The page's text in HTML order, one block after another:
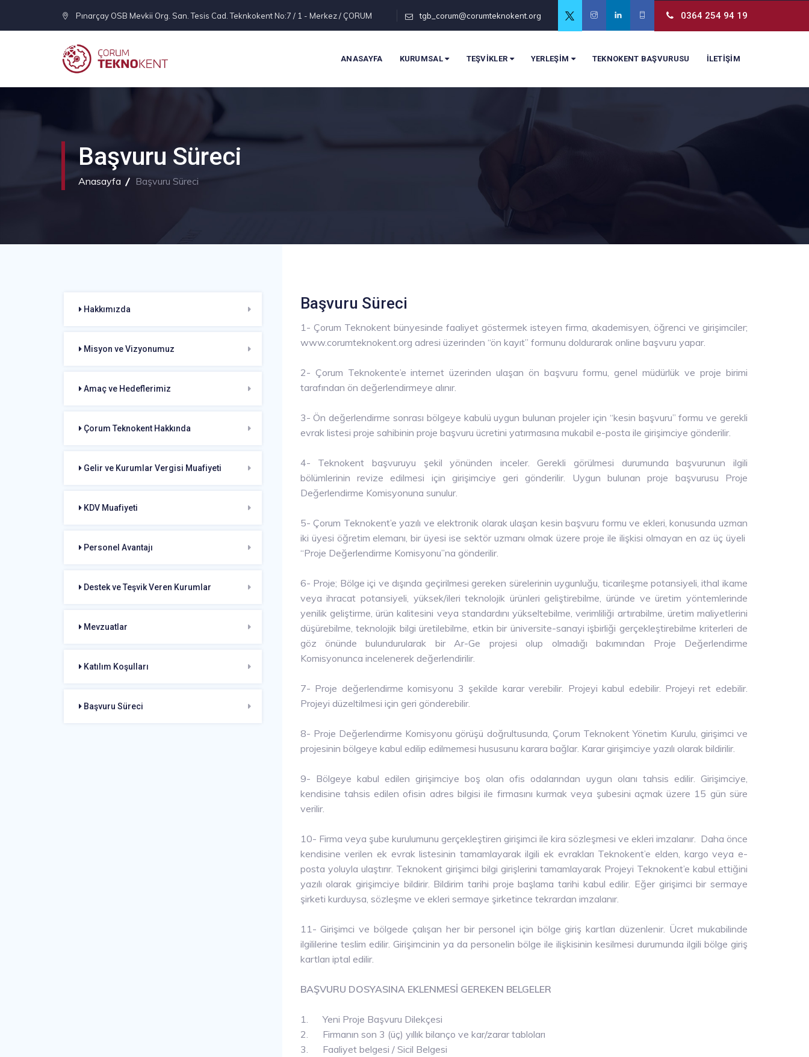
Pınarçay OSB Mevkii Org. San. Tesis Cad. Teknkokent No:7 / 1 - Merkez / ÇORUM tgb_corum@corumteknokent.org 0364 254 94 19
ANASAYFA KURUMSAL TEŞVİKLER YERLEŞİM TEKNOKENT BAŞVURUSU İLETİŞİM
Başvuru Süreci
Anasayfa Başvuru Süreci
Hakkımızda
Misyon ve Vizyonumuz
Amaç ve Hedeflerimiz
Çorum Teknokent Hakkında
Gelir ve Kurumlar Vergisi Muafiyeti
KDV Muafiyeti
Personel Avantajı
Destek ve Teşvik Veren Kurumlar
Mevzuatlar
Katılım Koşulları
Başvuru Süreci
Başvuru Süreci
1- Çorum Teknokent bünyesinde faaliyet göstermek isteyen firma, akademisyen, öğrenci ve girişimciler;
www.corumteknokent.org adresi üzerinden “ön kayıt” formunu doldurarak online başvuru yapar.
2- Çorum Teknokente’e internet üzerinden ulaşan ön başvuru formu, genel müdürlük ve proje birimi
tarafından ön değerlendirmeye alınır.
3- Ön değerlendirme sonrası bölgeye kabulü uygun bulunan projeler için “kesin başvuru” formu ve gerekli
evrak listesi proje sahibinin proje başvuru ücretini yatırmasına mukabil e-posta ile girişimciye gönderilir.
4- Teknokent başvuruyu şekil yönünden inceler. Gerekli görülmesi durumunda başvurunun ilgili
bölümlerinin revize edilmesi için girişimciye geri gönderilir. Uygun bulunan proje başvurusu Proje
Değerlendirme Komisyonuna sunulur.
5- Çorum Teknokent’e yazılı ve elektronik olarak ulaşan kesin başvuru formu ve ekleri, konusunda uzman
iki üyesi öğretim elemanı, bir üyesi ise sektör uzmanı olmak üzere proje ile ilişkisi olmayan en az üç üyeli
“Proje Değerlendirme Komisyonu”na gönderilir.
6- Proje; Bölge içi ve dışında geçirilmesi gereken sürelerinin uygunluğu, ticarileşme potansiyeli, ithal ikame
veya ihracat potansiyeli, yüksek/ileri teknolojik ürünleri geliştirebilme, üründe ve üretim yöntemlerinde
yenilik geliştirme, ürün kalitesini veya standardını yükseltebilme, verimliliği artırabilme, üretim maliyetlerini
düşürebilme, teknolojik bilgi üretilebilme, etkin bir üniversite-sanayi işbirliği gerçekleştirebilme kriterleri de
göz önünde bulundurularak bir Ar-Ge projesi olup olmadığı bakımından Proje Değerlendirme
Komisyonunca incelenerek değerlendirilir.
7- Proje değerlendirme komisyonu 3 şekilde karar verebilir. Projeyi kabul edebilir. Projeyi ret edebilir.
Projeyi düzeltilmesi için geri gönderebilir.
8- Proje Değerlendirme Komisyonu görüşü doğrultusunda, Çorum Teknokent Yönetim Kurulu, girişimci ve
projesinin bölgeye kabul edilip edilmemesi hususunu karara bağlar. Karar girişimciye yazılı olarak bildirilir.
9- Bölgeye kabul edilen girişimciye boş olan ofis odalarından uygun olanı tahsis edilir. Girişimciye,
kendisine tahsis edilen ofisin adres bilgisi ile firmasını kurmak veya şubesini açmak üzere 15 gün süre
verilir.
10- Firma veya şube kurulumunu gerçekleştiren girişimci ile kira sözleşmesi ve ekleri imzalanır. Daha önce
kendisine verilen ek evrak listesinin tamamlayarak ilgili ek evrakları Teknokent’e elden, kargo veya e-
posta yoluyla ulaştırır. Teknokent girişimci bilgi girişlerini tamamlayarak Projeyi Teknokent’e kabul ettiğini
yazılı olarak girişimciye bildirir. Bildirim tarihi proje başlama tarihi kabul edilir. Eğer girişimci bir sermaye
şirketi kurduysa, sözleşme ve ekleri sermaye şirketince tekrardan imzalanır.
11- Girişimci ve bölgede çalışan her bir personel için bölge giriş kartları düzenlenir. Ücret mukabilinde
ilgililerine teslim edilir. Girişimcinin ya da personelin bölge ile ilişkisinin kesilmesi durumunda ilgili bölge giriş
kartları iptal edilir.
BAŞVURU DOSYASINA EKLENMESİ GEREKEN BELGELER
1. Yeni Proje Başvuru Dilekçesi
2. Firmanın son 3 (üç) yıllık bilanço ve kar/zarar tabloları
3. Faaliyet belgesi / Sicil Belgesi